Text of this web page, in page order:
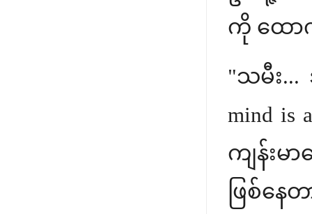
ကို ထောက်
"သမီး...
mind is
ကျန်းမ
ဖြစ်န